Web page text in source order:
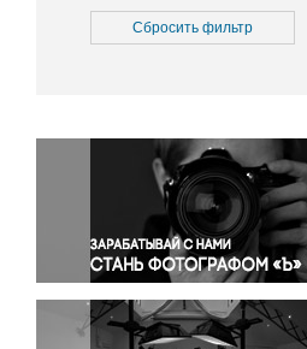
Медицина
Окружающая среда
Политика
Правосудие
Происшествия и конфликты
Религия
Светская жизнь
Спорт
Сбросить фильтр